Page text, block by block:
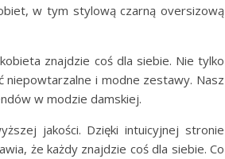
w tym stylową czarną oversizową
znajdzie coś dla siebie. Nie tylko
i modne zestawy. Nasz
w modzie damskiej.
jakości. Dzięki intuicyjnej stronie
że każdy znajdzie coś dla siebie. Co